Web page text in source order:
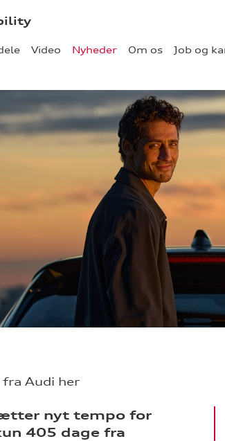
Video Nyheder Om os Job og
fra Audi her
nyt tempo for
405 dage fra